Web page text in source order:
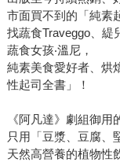
市面買不到的「純素
找蔬食Traveggo、緹
蔬食女孩‧溫尼，
純素美食愛好者、烘
性起司全書」！
《阿凡達》劇組御用
只用「豆漿、豆腐、
天然高營養的植物性